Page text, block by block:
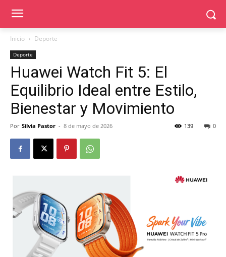
Inicio Deporte
Deporte
Huawei Watch Fit 5: El
Equilibrio Ideal entre Estilo,
Bienestar y Movimiento
Por Silvia Pastor - 8 de mayo de 2026 0
139